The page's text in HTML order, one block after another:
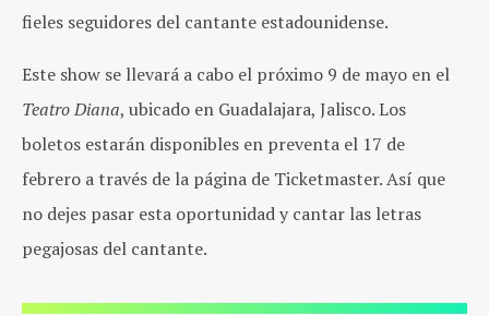
fieles seguidores del cantante estadounidense.
Este show se llevará a cabo el próximo 9 de mayo en el
Teatro Diana, ubicado en Guadalajara, Jalisco. Los
boletos estarán disponibles en preventa el 17 de
febrero a través de la página de Ticketmaster. Así que
no dejes pasar esta oportunidad y cantar las letras
pegajosas del cantante.